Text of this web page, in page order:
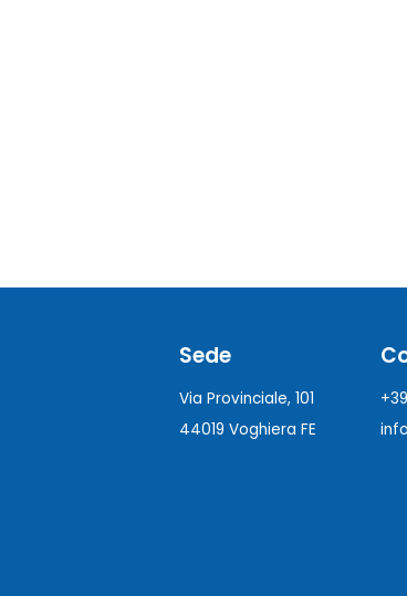
Sede
Via Provinciale, 101
44019 Voghiera FE